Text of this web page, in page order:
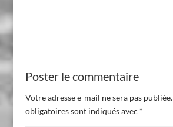
Poster le commentaire
Votre adresse e-mail ne sera pas publiée.
obligatoires sont indiqués avec *